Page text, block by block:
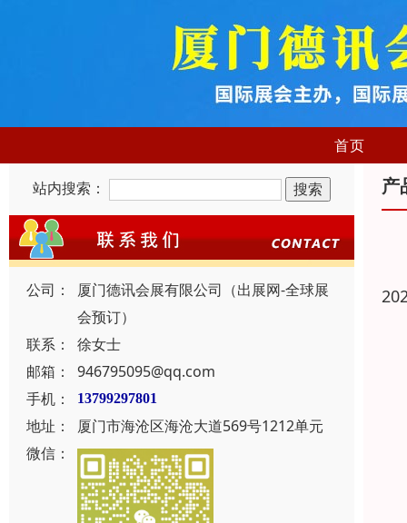
首页
站内搜索：
公司：
厦门德讯会展有限公司（出展网-全球展
会预订）
联系：
徐女士
邮箱：
946795095@qq.com
手机：
13799297801
地址：
厦门市海沧区海沧大道569号1212单元
微信：
产